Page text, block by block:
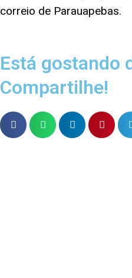
correio de Parauapebas.
Está gostando
Compartilhe!